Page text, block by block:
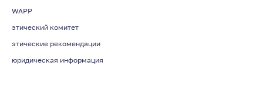
WAPP
этический комитет
этические рекомендации
юридическая информация